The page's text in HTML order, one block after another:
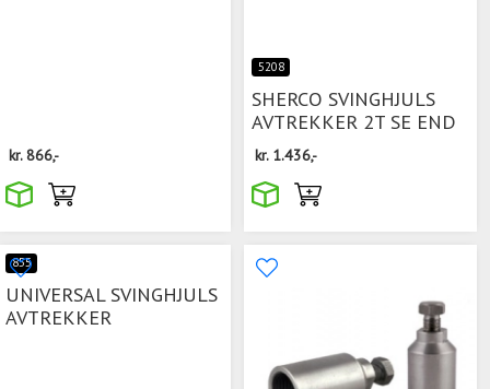
kr.866,-
5208
SHERCO SVINGHJULS
AVTREKKER 2T SE END
kr. 1.436,-
855
UNIVERSAL SVINGHJULS
AVTREKKER